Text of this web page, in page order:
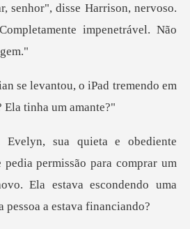
son, nervoso.
ntou, o iPad tremendo em
pedia permissão para comprar um
Ela esta